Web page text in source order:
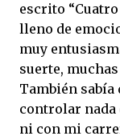
escrito
lleno de
muy
suerte,
También
controlar nada
ni con mi